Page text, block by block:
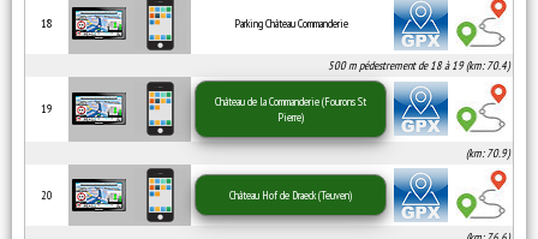
18 Parking Château Commanderie
500 m pédestrement de 18 à 19 (km: 70.4)
19
Château de la Commanderie (Fourons St
Pierre)
(km: 70.9)
20 Château Hof de Draeck (Teuven)